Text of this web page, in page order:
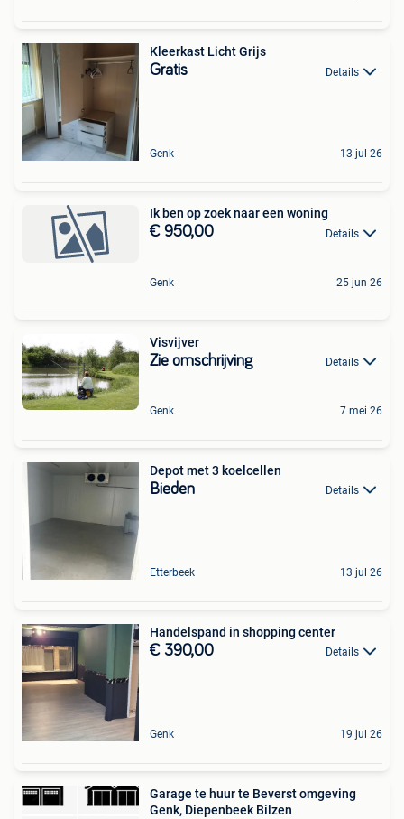
Kleerkast Licht Grijs
Gratis Details
Genk 13 jul 26
Ik ben op zoek naar een woning
€ 950,00 Details
Genk 25 jun 26
Visvijver
Zie omschrijving Details
Genk 7 mei 26
Depot met 3 koelcellen
Bieden Details
Etterbeek 13 jul 26
Handelspand in shopping center
€ 390,00 Details
Genk 19 jul 26
Garage te huur te Beverst omgeving
Genk, Diepenbeek Bilzen